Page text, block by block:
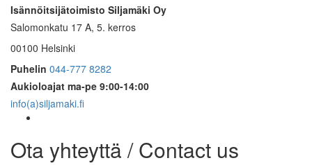
Isännöitsijätoimisto Siljamäki Oy
Salomonkatu 17 A, 5. kerros
00100 Helsinki
Puhelin 044-777 8282
Aukioloajat ma-pe 9:00-14:00
info(a)siljamaki.fi
Ota yhteyttä / Contact us